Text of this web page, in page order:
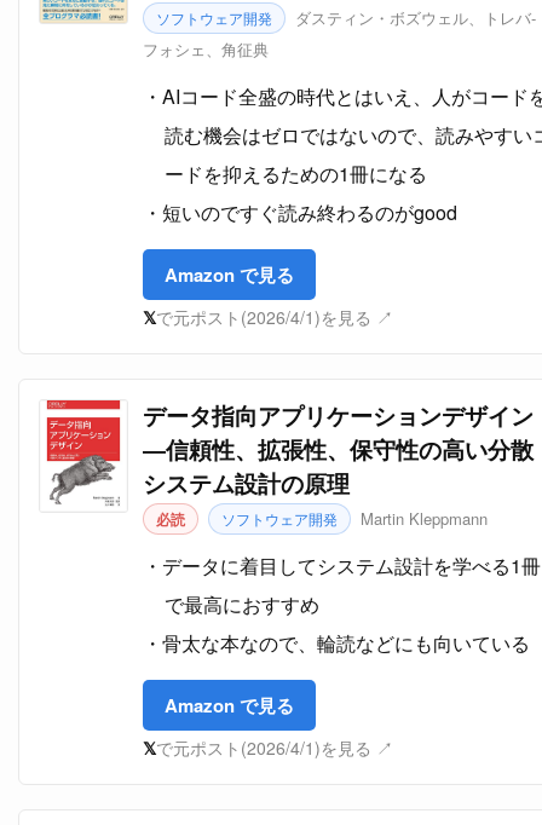
ソフトウェア開発
ダスティン・ボズウェル、トレバ-
フォシェ、角征典
AIコード全盛の時代とはいえ、人がコード
読む機会はゼロではないので、読みやすい
ードを抑えるための1冊になる
短いのですぐ読み終わるのがgood
Amazon で見る
𝕏で元ポスト(2026/4/1)を見る ↗
データ指向アプリケーションデザイン
―信頼性、拡張性、保守性の高い分散
システム設計の原理
必読 ソフトウェア開発 Martin Kleppmann
データに着目してシステム設計を学べる1冊
で最高におすすめ
骨太な本なので、輪読などにも向いている
Amazon で見る
𝕏で元ポスト(2026/4/1)を見る ↗